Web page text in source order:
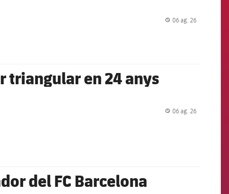
06 ag. 26
triangular en 24 anys
06 ag. 26
del FC Barcelona